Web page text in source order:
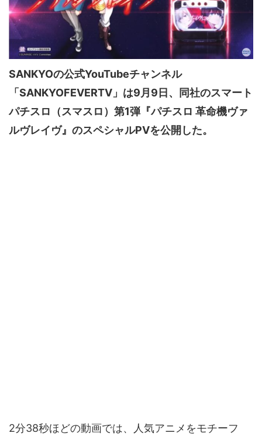
SANKYOの公式YouTubeチャンネル
「SANKYOFEVERTV」は9月9日、同社のスマート
パチスロ（スマスロ）第1弾『パチスロ 革命機ヴァ
ルヴレイヴ』のスペシャルPVを公開した。
2分38秒ほどの動画では、人気アニメをモチーフ